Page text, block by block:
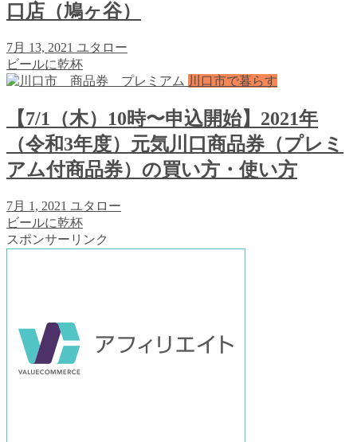
口店（鳩ヶ谷）
7月 13, 2021 ユタロー
ビールに乾杯
川口市で暮らす
【7/1（木）10時〜申込開始】2021年
（令和3年度）元気川口商品券（プレミ
アム付商品券）の買い方・使い方
7月 1, 2021 ユタロー
ビールに乾杯
スポンサーリンク